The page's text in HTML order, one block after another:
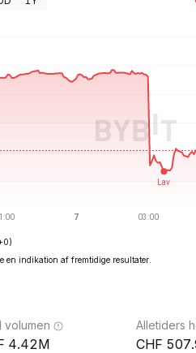
en indikation af fremtidige resultater.
volumen
4.42M
Alletiders